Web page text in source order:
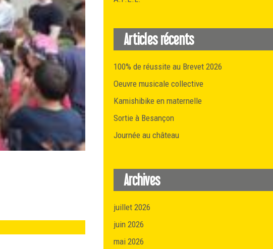
Articles récents
100% de réussite au Brevet 2026
Oeuvre musicale collective
Kamishibike en maternelle
Sortie à Besançon
Journée au château
Archives
juillet 2026
juin 2026
mai 2026